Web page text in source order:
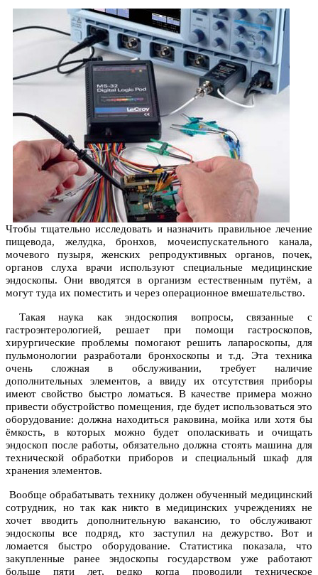
Чтобы тщательно исследовать и назначить правильное лечение
пищевода, желудка, бронхов, мочеиспускательного канала,
мочевого пузыря, женских репродуктивных органов, почек,
органов слуха врачи используют специальные медицинские
эндоскопы. Они вводятся в организм естественным путём, а
могут туда их поместить и через операционное вмешательство.
Такая наука как эндоскопия вопросы, связанные с
гастроэнтерологией, решает при помощи гастроскопов,
хирургические проблемы помогают решить лапароскопы, для
пульмонологии разработали бронхоскопы и т.д. Эта техника
очень сложная в обслуживании, требует наличие
дополнительных элементов, а ввиду их отсутствия приборы
имеют свойство быстро ломаться. В качестве примера можно
привести обустройство помещения, где будет использоваться это
оборудование: должна находиться раковина, мойка или хотя бы
ёмкость, в которых можно будет ополаскивать и очищать
эндоскоп после работы, обязательно должна стоять машина для
технической обработки приборов и специальный шкаф для
хранения элементов.
Вообще обрабатывать технику должен обученный медицинский
сотрудник, но так как никто в медицинских учреждениях не
хочет вводить дополнительную вакансию, то обслуживают
эндоскопы все подряд, кто заступил на дежурство. Вот и
ломается быстро оборудование. Статистика показала, что
закупленные ранее эндоскопы государством уже работают
больше пяти лет, редко когда проводили техническое